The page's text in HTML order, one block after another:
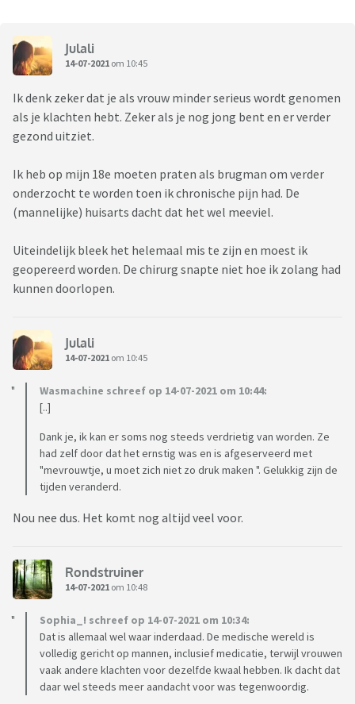
Julali
14-07-2021 om 10:45
Ik denk zeker dat je als vrouw minder serieus wordt genomen
als je klachten hebt. Zeker als je nog jong bent en er verder
gezond uitziet.
Ik heb op mijn 18e moeten praten als brugman om verder
onderzocht te worden toen ik chronische pijn had. De
(mannelijke) huisarts dacht dat het wel meeviel.
Uiteindelijk bleek het helemaal mis te zijn en moest ik
geopereerd worden. De chirurg snapte niet hoe ik zolang had
kunnen doorlopen.
Julali
14-07-2021 om 10:45
Wasmachine schreef op 14-07-2021 om 10:44:
[..]
Dank je, ik kan er soms nog steeds verdrietig van worden. Ze
had zelf door dat het ernstig was en is afgeserveerd met
"mevrouwtje, u moet zich niet zo druk maken ". Gelukkig zijn de
tijden veranderd.
Nou nee dus. Het komt nog altijd veel voor.
Rondstruiner
14-07-2021 om 10:48
Sophia_! schreef op 14-07-2021 om 10:34:
Dat is allemaal wel waar inderdaad. De medische wereld is
volledig gericht op mannen, inclusief medicatie, terwijl vrouwen
vaak andere klachten voor dezelfde kwaal hebben. Ik dacht dat
daar wel steeds meer aandacht voor was tegenwoordig.